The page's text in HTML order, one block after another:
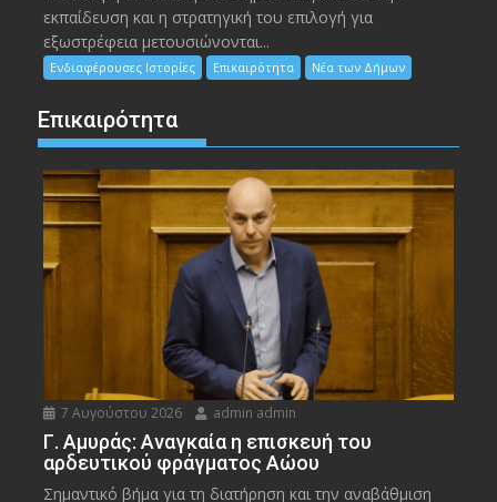
εκπαίδευση και η στρατηγική του επιλογή για
εξωστρέφεια μετουσιώνονται...
Ενδιαφέρουσες Ιστορίες Επικαιρότητα Νέα των Δήμων
Επικαιρότητα
7 Αυγούστου 2026 admin admin
Γ. Αμυράς: Αναγκαία η επισκευή του
αρδευτικού φράγματος Αώου
Σημαντικό βήμα για τη διατήρηση και την αναβάθμιση